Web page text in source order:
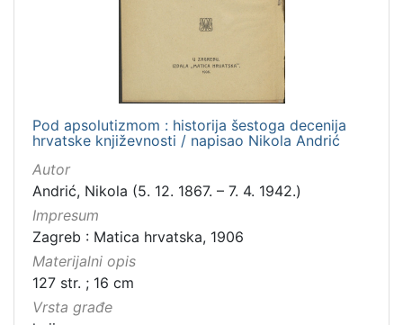
Pod apsolutizmom : historija šestoga decenija
hrvatske književnosti / napisao Nikola Andrić
Autor
Andrić, Nikola (5. 12. 1867. – 7. 4. 1942.)
Impresum
Zagreb : Matica hrvatska, 1906
Materijalni opis
127 str. ; 16 cm
Vrsta građe